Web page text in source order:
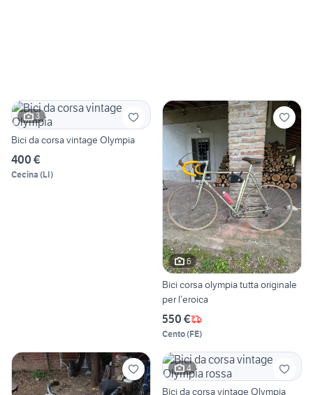
3
Bici da corsa vintage Olympia
400 €
Cecina (LI)
6
Bici corsa olympia tutta originale
per l’eroica
550 €
Cento(FE)
4
Bici da corsa vintage Olympia